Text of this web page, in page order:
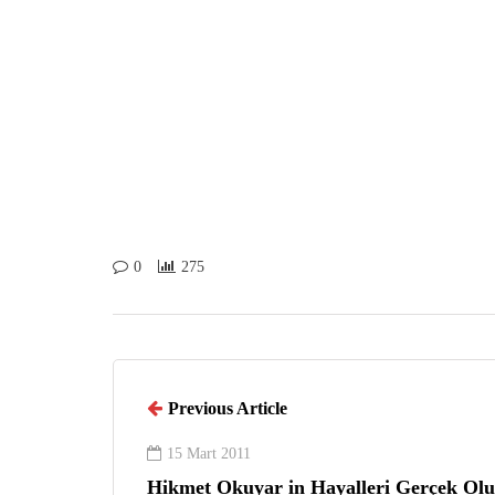
0 275
Previous Article
15 Mart 2011
Hikmet Okuyar in Hayalleri Gerçek